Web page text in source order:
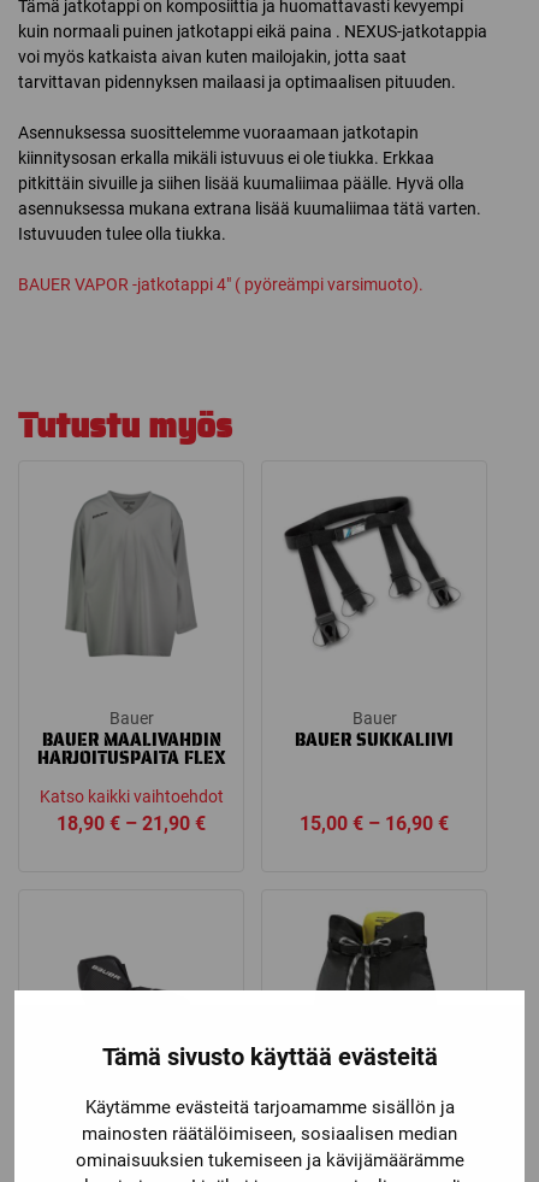
Tämä sivusto käyttää evästeitä
Käytämme evästeitä tarjoamamme sisällön ja
mainosten räätälöimiseen, sosiaalisen median
ominaisuuksien tukemiseen ja kävijämäärämme
Tämä jatkotappi on komposiittia ja huomattavasti kevyempi
kuin normaali puinen jatkotappi eikä paina . NEXUS-jatkotappia
voi myös katkaista aivan kuten mailojakin, jotta saat
tarvittavan pidennyksen mailaasi ja optimaalisen pituuden.
Asennuksessa suosittelemme vuoraamaan jatkotapin
kiinnitysosan erkalla mikäli istuvuus ei ole tiukka. Erkkaa
pitkittäin sivuille ja siihen lisää kuumaliimaa päälle. Hyvä olla
asennuksessa mukana extrana lisää kuumaliimaa tätä varten.
Istuvuuden tulee olla tiukka.
BAUER VAPOR -jatkotappi 4″ ( pyöreämpi varsimuoto).
Tutustu myös
Bauer
BAUER MAALIVAHDIN
HARJOITUSPAITA FLEX
Katso kaikki vaihtoehdot
18,90€ – 21,90€Price
Bauer
BAUER SUKKALIIVI
15,00€ – 16,90€Price
BAUER PRO BAUER SUPREME S170